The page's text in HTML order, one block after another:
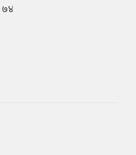
७४